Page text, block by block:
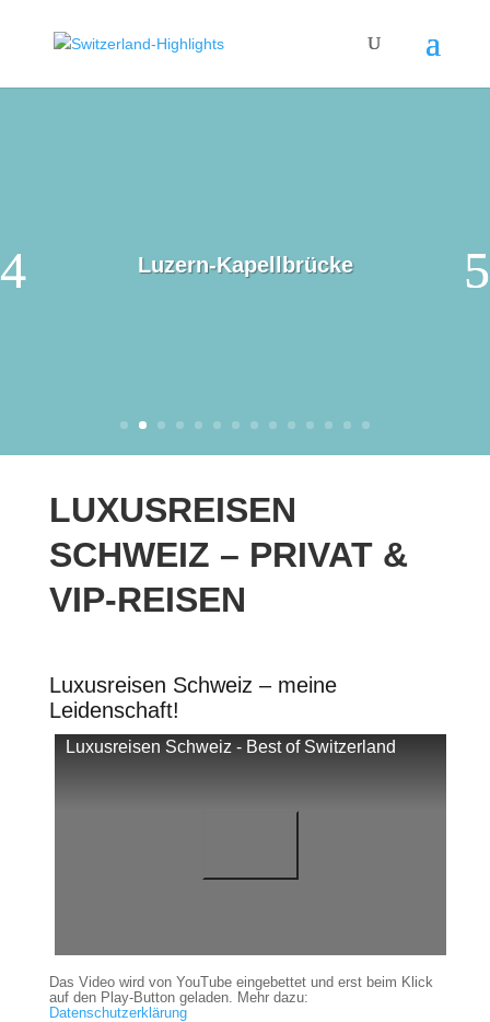
Luzern-Kapellbrücke
LUXUSREISEN
SCHWEIZ – PRIVAT &
VIP-REISEN
Luxusreisen Schweiz – meine
Leidenschaft!
Luxusreisen Schweiz - Best of Switzerland
Das Video wird von YouTube eingebettet und erst beim Klick
auf den Play-Button geladen. Mehr dazu:
Datenschutzerklärung